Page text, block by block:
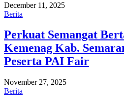
December 11, 2025
Berita
Perkuat Semangat
Kemenag Kab.
Peserta PAI Fair
November 27, 2025
Berita